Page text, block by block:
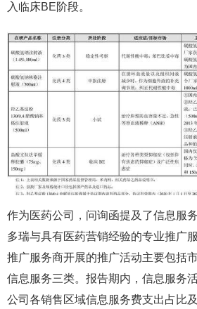
入临床BE阶段。
作为医药公司，问询函提及了信息服
多瑞与具有医药营销经验的专业推广
推广服务商开展的推广活动主要包括
信息服务三类。报告期内，信息服务
公司各销售区域信息服务费支出占比